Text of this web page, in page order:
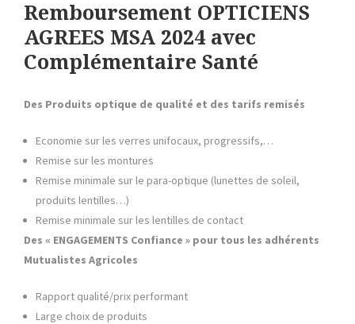
Remboursement OPTICIENS
AGREES MSA 2024 avec
Complémentaire Santé
Des Produits optique de qualité et des tarifs remisés
Economie sur les verres unifocaux, progressifs,…
Remise sur les montures
Remise minimale sur le para-optique (lunettes de soleil,
produits lentilles…)
Remise minimale sur les lentilles de contact
Des « ENGAGEMENTS Confiance » pour tous les adhérents
Mutualistes Agricoles
Rapport qualité/prix performant
Large choix de produits